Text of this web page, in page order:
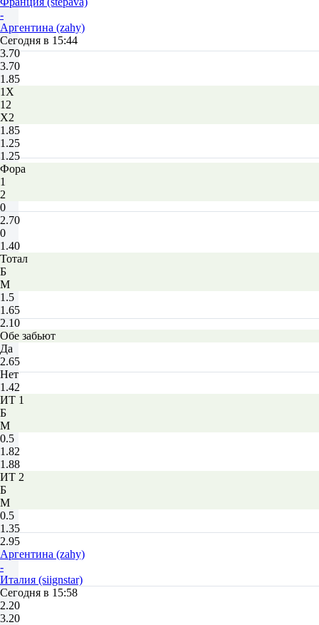
-
Аргентина (zahy)
Сегодня в 15:44
3.70
3.70
1.85
1X
12
X2
1.85
1.25
1.25
Фора
1
2
0
2.70
0
1.40
Тотал
Б
М
1.5
1.65
2.10
Обе забьют
Да
2.65
Нет
1.42
ИТ 1
Б
М
0.5
1.82
1.88
ИТ 2
Б
М
0.5
1.35
2.95
Аргентина (zahy)
-
Италия (siignstar)
Сегодня в 15:58
2.20
3.20